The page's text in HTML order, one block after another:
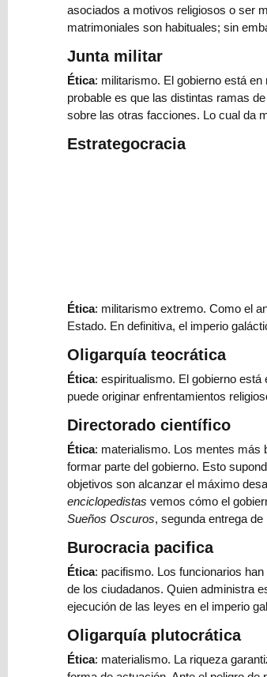
infodumping
más
y
cómo
evitarlo
Subgéneros
⇨
Cómo
un
mundo
fantástico:
y
geografía
⇨
Contenido
A+
Amazon,
¿cómo
te
ayuda
a
vender
novelas?
asociados a motivos religiosos o ser
matrimoniales son habituales; sin
Junta militar
Ética: militarismo. El gobierno está
probable es que las distintas ramas
sobre las otras facciones. Lo cual da
Estrategocracia
Ética: militarismo extremo. Como el
Estado. En definitiva, el imperio
Oligarquía teocrática
Ética: espiritualismo. El gobierno
puede originar enfrentamientos
Directorado científico
Ética: materialismo. Los mentes más
formar parte del gobierno. Esto
objetivos son alcanzar el máximo
enciclopedistas vemos cómo el
Sueños Oscuros, segunda entrega de
Burocracia pacifica
Ética: pacifismo. Los funcionarios
de los ciudadanos. Quien administra
ejecución de las leyes en el imperio
Oligarquía plutocrática
Ética: materialismo. La riqueza